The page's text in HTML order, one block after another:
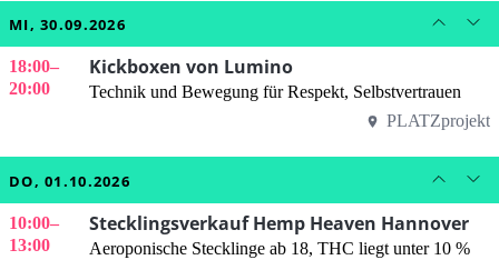
MI, 30.09.2026
18:00–
20:00
Kickboxen von Lumino
Technik und Bewegung für Respekt, Selbstvertrauen
PLATZprojekt
DO, 01.10.2026
10:00–
13:00
Stecklingsverkauf Hemp Heaven Hannover
Aeroponische Stecklinge ab 18, THC liegt unter 10 %